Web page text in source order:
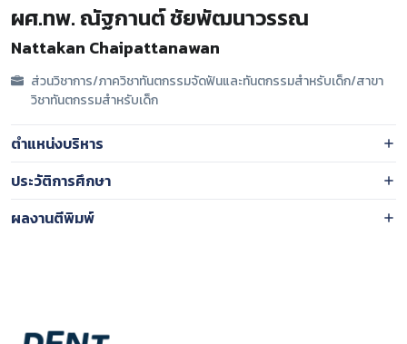
ผศ.ทพ. ณัฐกานต์ ชัยพัฒนาวรรณ
Nattakan Chaipattanawan
ส่วนวิชาการ/ภาควิชาทันตกรรมจัดฟันและทันตกรรมสำหรับเด็ก/สาขา
วิชาทันตกรรมสำหรับเด็ก
ตำแหน่งบริหาร
ประวัติการศึกษา
ผลงานตีพิมพ์